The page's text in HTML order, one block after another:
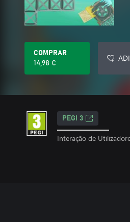
COMPRAR
14,98 €
PEGI 3
Interação de